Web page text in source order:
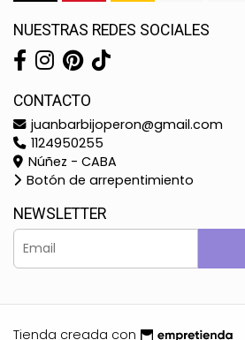
NUESTRAS REDES SOCIALES
CONTACTO
juanbarbijoperon@gmail.com
1124950255
Núñez - CABA
Botón de arrepentimiento
NEWSLETTER
Tienda creada con